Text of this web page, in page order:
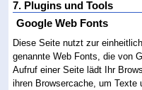
7. Plugins und Tools
Google Web Fonts
Diese Seite nutzt zur
genannte Web Fonts, die von
Aufruf einer Seite lädt Ihr
ihren Browsercache, um Texte